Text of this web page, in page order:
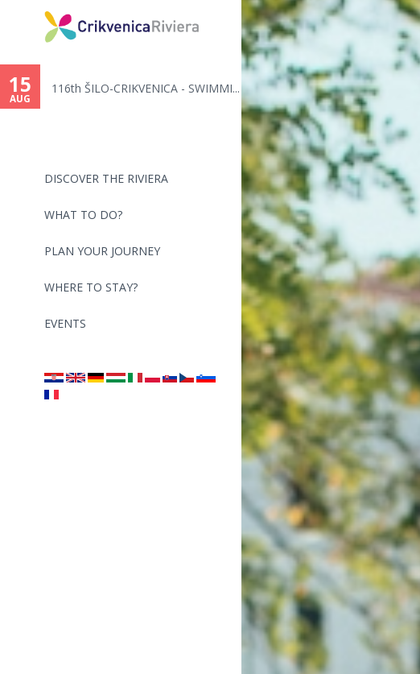
DISCOVER THE RIVIERA
WHAT TO DO?
PLAN YOUR JOURNEY
WHERE TO STAY?
EVENTS
15
AUG
116th ŠILO-CRIKVENICA - SWIMMI...
VIŠE
VIŠE
VIŠE